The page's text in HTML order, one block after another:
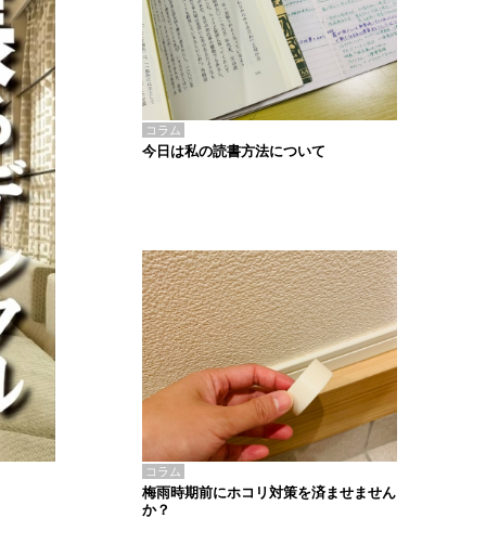
コラム
今日は私の読書方法について
コラム
梅雨時期前にホコリ対策を済ませません
か？